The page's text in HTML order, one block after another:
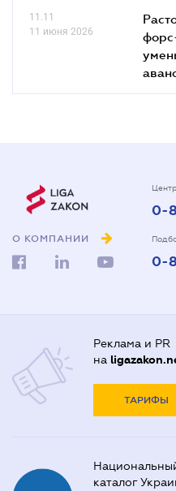
11.11
11 июня 2026
О КОМПАНИИ
0-
0-
Реклама и PR
на
ТАРИФЫ
каталог